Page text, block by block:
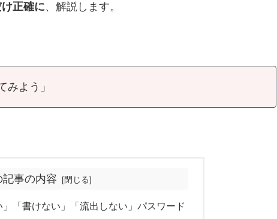
正確に、解説します。
みよう」
記事の内容
「書けない」「流出しない」パスワード